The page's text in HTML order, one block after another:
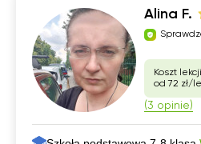
Alina F.
Koszt lekcji
od 72 zł/
(3 opinie)